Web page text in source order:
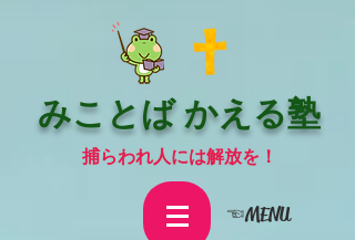
みことば かえる塾
捕らわれ人には解放を！
☜MENU